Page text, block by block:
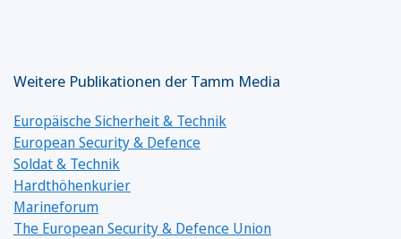
Weitere Publikationen der Tamm Media
Europäische Sicherheit & Technik
European Security & Defence
Soldat & Technik
Hardthöhenkurier
Marineforum
The European Security & Defence Union